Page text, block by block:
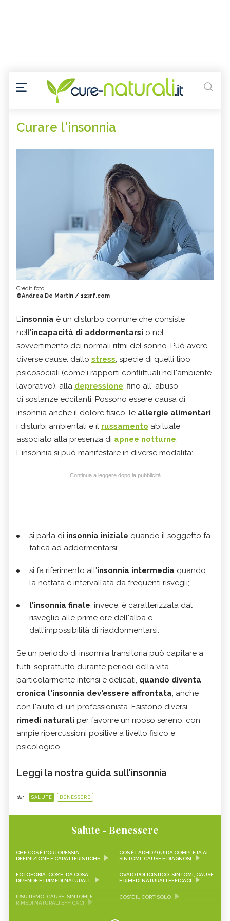
Curare l'insonnia
Credit foto
©Andrea De Martin / 123rf.com
L'insonnia è un disturbo comune che consiste
nell'incapacità di addormentarsi o nel
sovvertimento dei normali ritmi del sonno. Può avere
diverse cause: dallo stress, specie di quelli tipo
psicosociali (come i rapporti conflittuali nell'ambiente
lavorativo), alla depressione, fino all' abuso
di sostanze eccitanti. Possono essere causa di
insonnia anche il dolore fisico, le allergie alimentari,
i disturbi ambientali e il russamento abituale
associato alla presenza di apnee notturne.
L'insonnia si può manifestare in diverse modalità:
Continua a leggere dopo la pubblicità
si parla di insonnia iniziale quando il soggetto fa
fatica ad addormentarsi;
si fa riferimento all'insonnia intermedia quando
la nottata è intervallata da frequenti risvegli;
l'insonnia finale, invece, è caratterizzata dal
risveglio alle prime ore dell'alba e
dall'impossibilità di riaddormentarsi.
Se un periodo di insonnia transitoria può capitare a
tutti, soprattutto durante periodi della vita
particolarmente intensi e delicati, quando diventa
cronica l'insonnia dev'essere affrontata, anche
con l'aiuto di un professionista. Esistono diversi
rimedi naturali per favorire un riposo sereno, con
ampie ripercussioni positive a livello fisico e
psicologico.
Leggi la nostra guida sull'insonnia
da: SALUTE BENESSERE
Salute - Benessere
CHE COS’È L’ORTORESSIA:
DEFINIZIONE E CARATTERISTICHE
COS’È L’ADHD? GUIDA COMPLETA AI
SINTOMI, CAUSE E DIAGNOSI
FOTOFOBIA: COS’È, DA COSA
DIPENDE E I RIMEDI NATURALI
OVAIO POLICISTICO: SINTOMI, CAUSE
E RIMEDI NATURALI EFFICACI
IRSUTISMO: CAUSE, SINTOMI E
RIMEDI NATURALI EFFICACI
COS'È IL CORTISOLO